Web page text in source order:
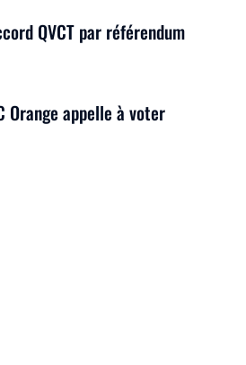
QVCT par référendum
Orange appelle à voter